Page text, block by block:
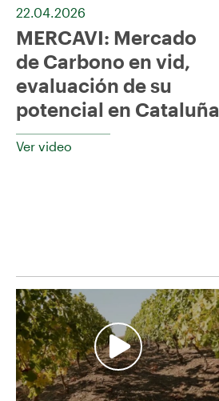
22.04.2026
MERCAVI: Mercado
de Carbono en vid,
evaluación de su
potencial en Cataluña
Ver video